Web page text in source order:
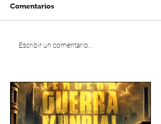
Comentarios
Escribir un comentario...